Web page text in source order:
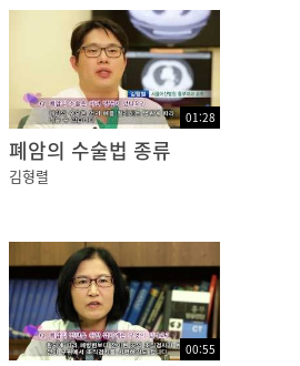
01:28
폐암의 수술법 종류
김형렬
00:55